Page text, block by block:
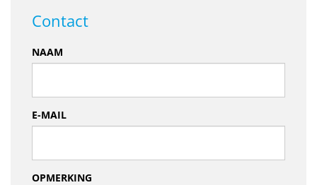
Contact
NAAM
E-MAIL
OPMERKING